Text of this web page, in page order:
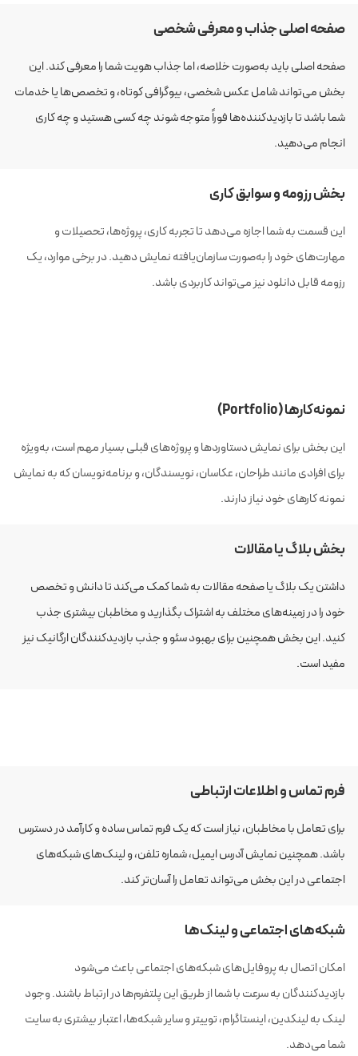
صفحه اصلی جذاب و معرفی شخصی
صفحه اصلی باید به‌صورت خلاصه، اما جذاب هویت شما را معرفی کند. این
بخش می‌تواند شامل عکس شخصی، بیوگرافی کوتاه، و تخصص‌ها یا خدمات
شما باشد تا بازدیدکننده‌ها فوراً متوجه شوند چه کسی هستید و چه کاری
انجام می‌دهید.
بخش رزومه و سوابق کاری
این قسمت به شما اجازه می‌دهد تا تجربه کاری، پروژه‌ها، تحصیلات و
مهارت‌های خود را به‌صورت سازمان‌یافته نمایش دهید. در برخی موارد، یک
رزومه قابل دانلود نیز می‌تواند کاربردی باشد.
نمونه‌کارها (Portfolio)
این بخش برای نمایش دستاوردها و پروژه‌های قبلی بسیار مهم است، به‌ویژه
برای افرادی مانند طراحان، عکاسان، نویسندگان، و برنامه‌نویسان که به نمایش
نمونه کارهای خود نیاز دارند.
بخش بلاگ یا مقالات
داشتن یک بلاگ یا صفحه مقالات به شما کمک می‌کند تا دانش و تخصص
خود را در زمینه‌های مختلف به اشتراک بگذارید و مخاطبان بیشتری جذب
کنید. این بخش همچنین برای بهبود سئو و جذب بازدیدکنندگان ارگانیک نیز
مفید است.
فرم تماس و اطلاعات ارتباطی
برای تعامل با مخاطبان، نیاز است که یک فرم تماس ساده و کارآمد در دسترس
باشد. همچنین نمایش آدرس ایمیل، شماره تلفن، و لینک‌های شبکه‌های
اجتماعی در این بخش می‌تواند تعامل را آسان‌تر کند.
شبکه‌های اجتماعی و لینک‌ها
امکان اتصال به پروفایل‌های شبکه‌های اجتماعی باعث می‌شود
بازدیدکنندگان به سرعت با شما از طریق این پلتفرم‌ها در ارتباط باشند. وجود
لینک به لینکدین، اینستاگرام، توییتر و سایر شبکه‌ها، اعتبار بیشتری به سایت
شما می‌دهد.